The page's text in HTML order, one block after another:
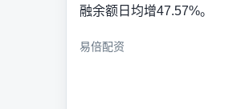
融余额日均增47.57%。
易倍配资